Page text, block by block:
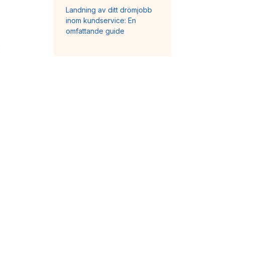
Landning av ditt drömjobb
inom kundservice: En
omfattande guide